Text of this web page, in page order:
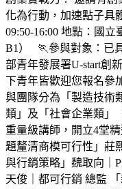
化為行動，加速點子具
09:50-16:00 地點：國
B1） 🏃‍參與對象：已
部青年發展署U-start創
下青年皆歡迎您報名參
與團隊分為「製造技術
類」及「社會企業類」
重量級講師，開立4堂
題釐清商模可行性」莊
與行銷策略」魏取向｜
天俊｜都可行銷 總監